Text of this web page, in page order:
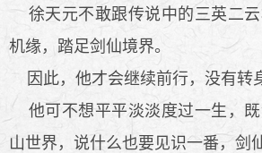
徐天元不敢跟传说中的三英二
机缘，踏足剑仙境界。
因此，他才会继续前行，没有转
他可不想平平淡淡度过一生，
山世界，说什么也要见识一番，剑